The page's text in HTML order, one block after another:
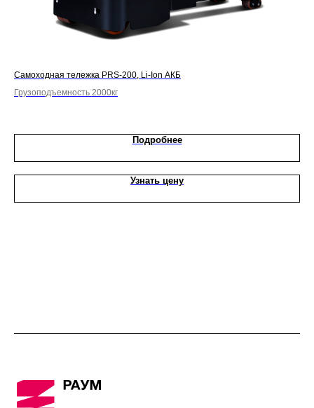
Самоходная тележка PRS-200, Li-Ion АКБ
Грузоподъемность 2000кг
Подробнее
Узнать цену